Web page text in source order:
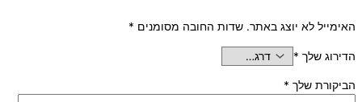
האימייל לא יוצג באתר. שדות החובה מסומנים *
הדירוג שלך *
הביקורת שלך *